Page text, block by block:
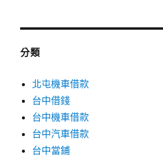
分類
北屯機車借款
台中借錢
台中機車借款
台中汽車借款
台中當鋪